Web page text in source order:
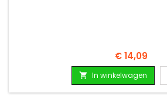
Prijs
€ 14,09
 In winkelwagen